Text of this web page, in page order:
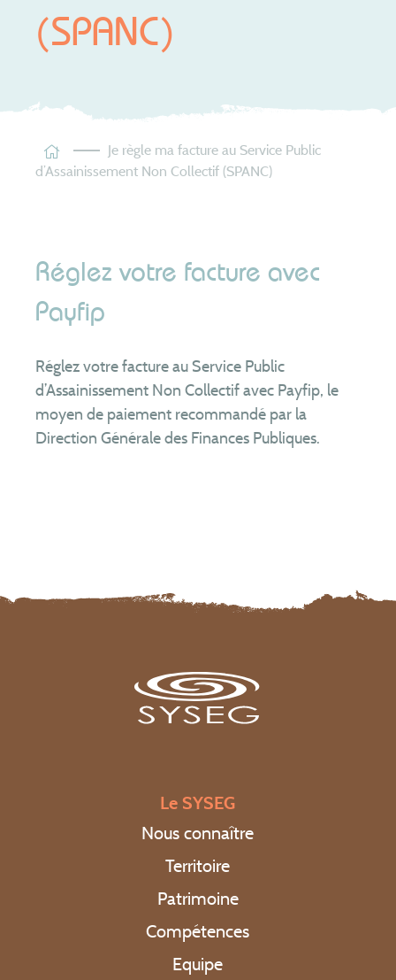
Les tarifs
Assainissement non collectif
Je fais construire
Je réhabilite
Je vends ou j’achète
Le SYSEG
Nous connaître
Territoire
Patrimoine
Compétences
Equipe
Partenaires
Assainissement non collectif
Rapports d’activité
(SPANC)
Je règle ma facture au Service Public
d’Assainissement Non Collectif (SPANC)
Réglez votre facture avec
Payfip
Réglez votre facture au Service Public
d’Assainissement Non Collectif avec Payfip, le
moyen de paiement recommandé par la
Direction Générale des Finances Publiques.
Le SYSEG
Nous connaître
Territoire
Patrimoine
Compétences
Equipe